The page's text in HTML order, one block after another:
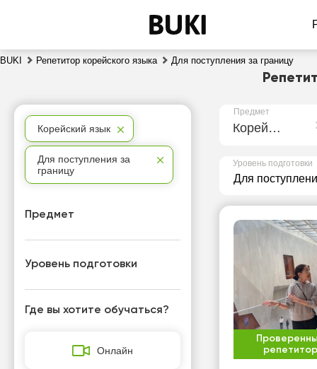
BUKI Репетитор корейского языка Для поступления за границу
Предмет
Корейский язык
Уровень подготовки
репетитор
Корейский язык
Для поступления за
границу
Предмет
Уровень подготовки
Где вы хотите обучаться?
Онлайн